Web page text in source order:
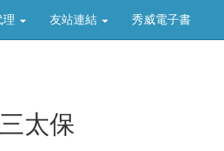
理 友站連結 秀威電子書
太保